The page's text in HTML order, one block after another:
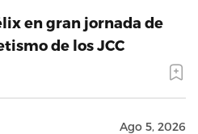
en gran jornada de
de los JCC
Ago 5, 2026